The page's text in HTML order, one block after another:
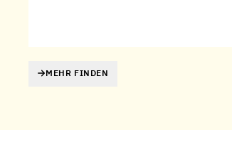
MEHR FINDEN